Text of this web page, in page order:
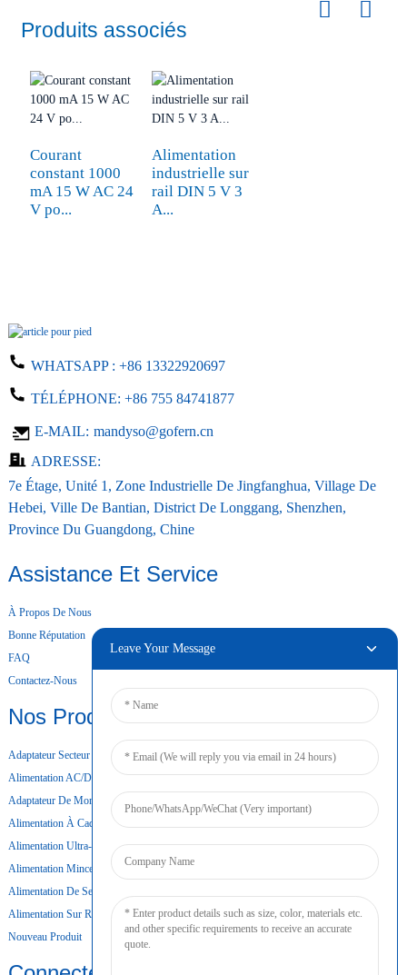
Produits associés
Courant
constant 1000
mA 15 W AC 24
V po...
Alimentation
industrielle sur
rail DIN 5 V 3
A...
WHATSAPP : +86 13322920697
TÉLÉPHONE: +86 755 84741877
E-MAIL: mandyso@gofern.cn
ADRESSE:
7e Étage, Unité 1, Zone Industrielle De Jingfanghua, Village De
Hebei, Ville De Bantian, District De Longgang, Shenzhen,
Province Du Guangdong, Chine
Assistance Et Service
À Propos De Nous
Bonne Réputation
FAQ
Contactez-Nous
Nos Produits
Adaptateur Secteur De Bureau
Alimentation AC/DC
Adaptateur De Montage Mural
Alimentation À Cadre Ouvert
Alimentation Ultra-Mince
Alimentation Mince
Alimentation De Secours Par Batterie
Alimentation Sur Rail DIN
Nouveau Produit
Leave Your Message